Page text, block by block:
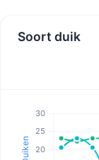
Soort duik